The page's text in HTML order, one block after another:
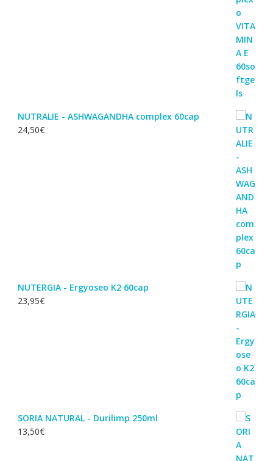
NUTRALIE - ASHWAGANDHA complex 60cap
24,50€
NUTERGIA - Ergyoseo K2 60cap
23,95€
SORIA NATURAL - Durilimp 250ml
13,50€